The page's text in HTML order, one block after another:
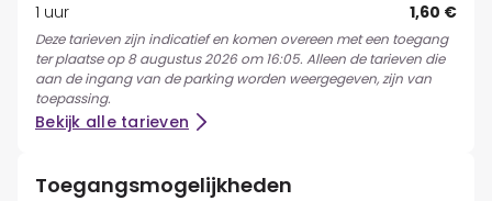
1 uur
1,60 €
Deze tarieven zijn indicatief en komen overeen met een toegang
ter plaatse op 8 augustus 2026 om 16:05. Alleen de tarieven die
aan de ingang van de parking worden weergegeven, zijn van
toepassing.
Bekijk alle tarieven
Toegangsmogelijkheden